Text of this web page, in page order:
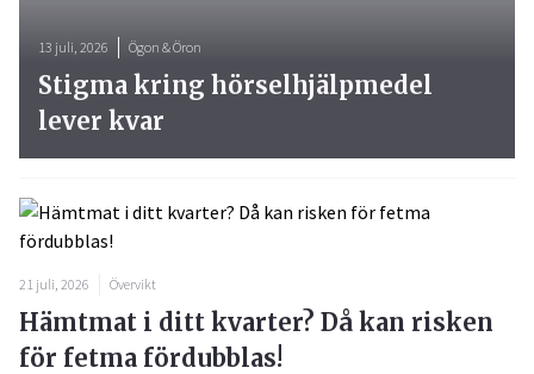
21 juli, 2026 Övervikt
Hämtmat i ditt kvarter? Då kan risken
för fetma fördubblas!
13 juli, 2026 Ögon & Öron
Stigma kring hörselhjälpmedel
lever kvar